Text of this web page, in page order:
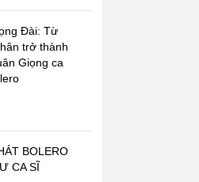
Đài: Từ
trở thành
Giọng ca
BOLERO
CA SĨ